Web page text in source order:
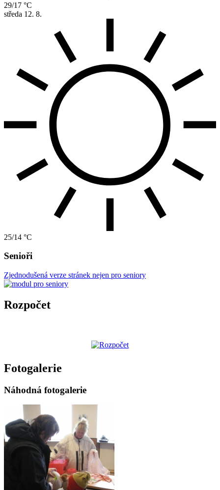
29/17 °C
středa 12. 8.
25/14 °C
Senioři
Zjednodušená verze stránek nejen pro seniory
Rozpočet
Fotogalerie
Náhodná fotogalerie